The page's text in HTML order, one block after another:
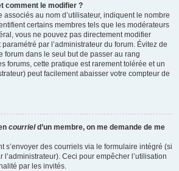
comment le modifier ?
associés au nom d’utilisateur, indiquent le nombre
certains membres tels que les modérateurs
vous ne pouvez pas directement modifier
paramétré par l’administrateur du forum. Évitez de
forum dans le seul but de passer au rang
forums, cette pratique est rarement tolérée et un
peut facilement abaisser votre compteur de
courrield’un membre, on me demande de me
s’envoyer des courriels via le formulaire intégré (si
l’administrateur). Ceci pour empêcher l’utilisation
par les invités.